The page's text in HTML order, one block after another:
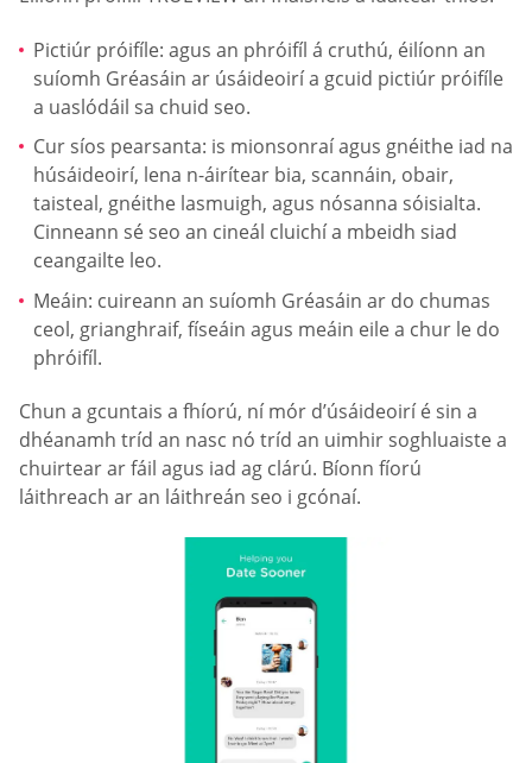
Pictiúr próifíle: agus an phróifíl á cruthú, éilíonn an
suíomh Gréasáin ar úsáideoirí a gcuid pictiúr próifíle
a uaslódáil sa chuid seo.
Cur síos pearsanta: is mionsonraí agus gnéithe iad na
húsáideoirí, lena n-áirítear bia, scannáin, obair,
taisteal, gnéithe lasmuigh, agus nósanna sóisialta.
Cinneann sé seo an cineál cluichí a mbeidh siad
ceangailte leo.
Meáin: cuireann an suíomh Gréasáin ar do chumas
ceol, grianghraif, físeáin agus meáin eile a chur le do
phróifíl.
Chun a gcuntais a fhíorú, ní mór d’úsáideoirí é sin a
dhéanamh tríd an nasc nó tríd an uimhir soghluaiste a
chuirtear ar fáil agus iad ag clárú. Bíonn fíorú
láithreach ar an láithreán seo i gcónaí.